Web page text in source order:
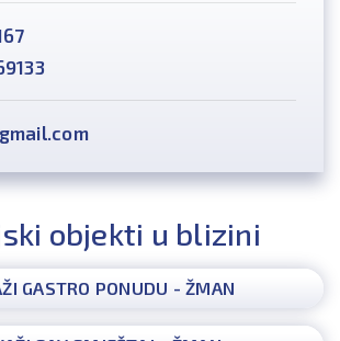
objekti u blizini
GASTRO PONUDU - ŽMAN